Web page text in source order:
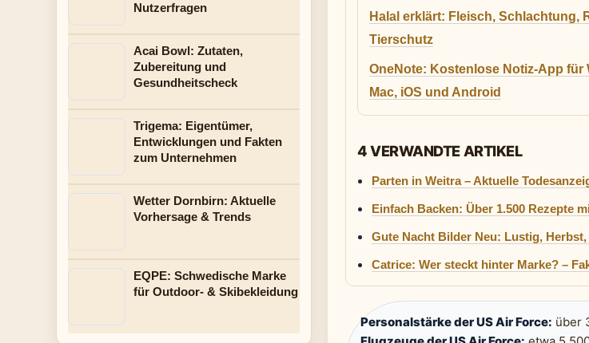
Halal erklärt: Fleisch, Schlachtung,
Tierschutz
OneNote: Kostenlose Notiz-App für
Mac, iOS und Android
4 VERWANDTE ARTIKEL
Parten in Weitra – Aktuelle
Einfach Backen: Über 1.500 Rezepte
Gute Nacht Bilder Neu: Lustig,
Catrice: Wer steckt hinter Marke? –
Personalstärke der US Air Force: über
Nutzerfragen
Acai Bowl: Zutaten,
Zubereitung und
Gesundheitscheck
Trigema: Eigentümer,
Entwicklungen und Fakten
zum Unternehmen
Wetter Dornbirn: Aktuelle
Vorhersage & Trends
EQPE: Schwedische Marke
für Outdoor- & Skibekleidung